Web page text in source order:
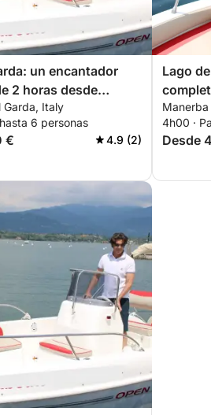
un encantador
2 horas desde
Garda, Italy
6 personas
€ 4.9 (2)
Lago
4h00 ·
Desde